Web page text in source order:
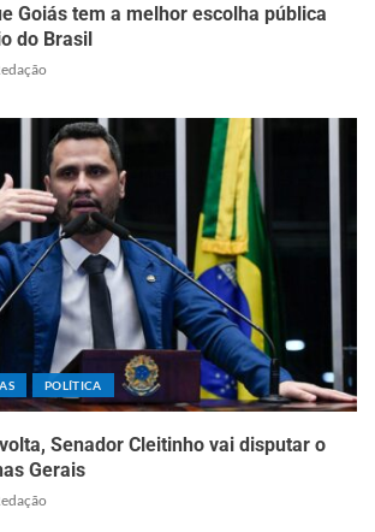
Goiás tem a melhor escolha pública
do Brasil
POLÍTICA
Senador Cleitinho vai disputar o
Gerais